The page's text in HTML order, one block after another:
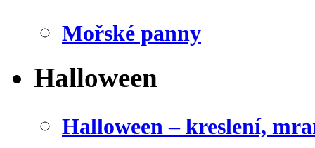
Mořské panny
Halloween
Halloween – kreslení,